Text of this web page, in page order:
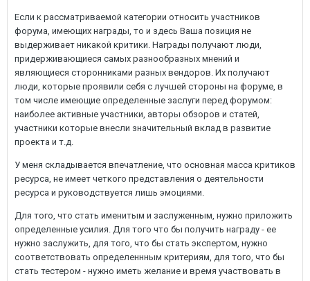
Если к рассматриваемой категории относить участников
форума, имеющих награды, то и здесь Ваша позиция не
выдерживает никакой критики. Награды получают люди,
придерживающиеся самых разнообразных мнений и
являющиеся сторонниками разных вендоров. Их получают
люди, которые проявили себя с лучшей стороны на форуме, в
том числе имеющие определенные заслуги перед форумом:
наиболее активные участники, авторы обзоров и статей,
участники которые внесли значительный вклад в развитие
проекта и т.д.
У меня складывается впечатление, что основная масса критиков
ресурса, не имеет четкого представления о деятельности
ресурса и руководствуется лишь эмоциями.
Для того, что стать именитым и заслуженным, нужно приложить
определенные усилия. Для того что бы получить награду - ее
нужно заслужить, для того, что бы стать экспертом, нужно
соответствовать определеннным критериям, для того, что бы
стать тестером - нужно иметь желание и время участвовать в